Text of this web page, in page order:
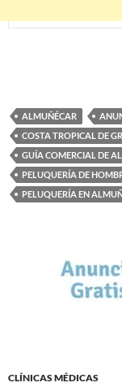
ALMUÑÉCAR
COSTA TROPICAL DE
GUÍA COMERCIAL DE
PELUQUERÍA DE
PELUQUERÍA EN
CLÍNICAS MÉDICAS